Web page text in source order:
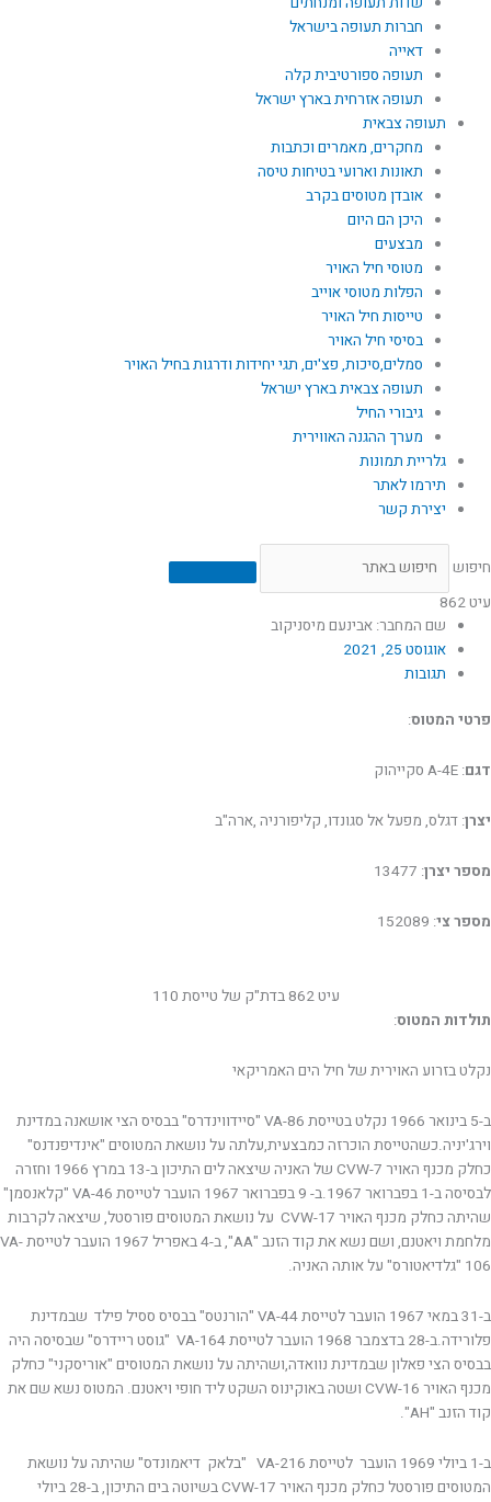
חברות תעופה בישראל
דאייה
תעופה ספורטיבית קלה
תעופה אזרחית בארץ ישראל
תעופה צבאית
מחקרים, מאמרים וכתבות
תאונות וארועי בטיחות טיסה
אובדן מטוסים בקרב
היכן הם היום
מבצעים
מטוסי חיל האויר
הפלות מטוסי אוייב
טייסות חיל האויר
בסיסי חיל האויר
סמלים,סיכות, פצ'ים, תגי יחידות ודרגות בחיל האויר
תעופה צבאית בארץ ישראל
גיבורי החיל
מערך ההגנה האווירית
גלריית תמונות
תירמו לאתר
יצירת קשר
חיפוש
עיט 862
שם המחבר: אבינעם מיסניקוב
אוגוסט 25, 2021
תגובות
פרטי המטוס:
דגם: A-4E סקייהוק
יצרן: דגלס, מפעל אל סגונדו, קליפורניה ,ארה"ב
מספר יצרן: 13477
מספר צי: 152089
עיט 862 בדת"ק של טייסת 110
תולדות המטוס:
נקלט בזרוע האוירית של חיל הים האמריקאי
ב-5 בינואר 1966 נקלט בטייסת VA-86 "סיידווינדרס" בבסיס הצי אושאנה במדינת
וירג'יניה.כשהטייסת הוכרזה כמבצעית,עלתה על נושאת המטוסים "אינדיפנדנס"
כחלק מכנף האויר CVW-7 של האניה שיצאה לים התיכון ב-13 במרץ 1966 וחזרה
לבסיסה ב-1 בפברואר 1967.ב- 9 בפברואר 1967 הועבר לטייסת VA-46 "קלאנסמן"
שהיתה כחלק מכנף האויר CVW-17 על נושאת המטוסים פורסטל, שיצאה לקרבות
מלחמת ויאטנם, ושם נשא את קוד הזנב "AA", ב-4 באפריל 1967 הועבר לטייסת VA-
106 "גלדיאטורס" על אותה האניה.
ב-31 במאי 1967 הועבר לטייסת VA-44 "הורנטס" בבסיס ססיל פילד שבמדינת
פלורידה.ב-28 בדצמבר 1968 הועבר לטייסת VA-164 "גוסט ריידרס" שבסיסה היה
בבסיס הצי פאלון שבמדינת נוואדה,ושהיתה על נושאת המטוסים "אוריסקני" כחלק
מכנף האויר CVW-16 ושטה באוקינוס השקט ליד חופי ויאטנם. המטוס נשא שם את
קוד הזנב "AH".
ב-1 ביולי 1969 הועבר לטייסת VA-216 "בלאק דיאמונדס" שהיתה על נושאת
המטוסים פורסטל כחלק מכנף האויר CVW-17 בשיוטה בים התיכון, ב-28 ביולי